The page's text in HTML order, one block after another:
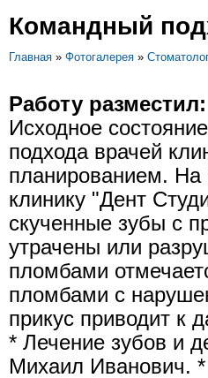
Командный
Главная » Фотогалерея »
Работу разместил:
Исходное
подхода врачей
планированием. На
клинику "Дент
скученные зубы с
утрачены или
пломбами
пломбами с
прикус приводит к
* Лечение зубов и
Михаил Иванович.